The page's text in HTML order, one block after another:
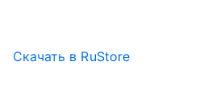
Скачать в RuStore